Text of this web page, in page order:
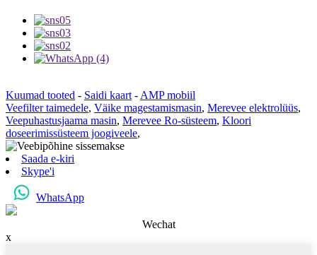
Kuumad tooted - Saidi kaart - AMP mobiil
Veefilter taimedele, Väike magestamismasin, Merevee elektrolüüs,
Veepuhastusjaama masin, Merevee Ro-süsteem, Kloori
doseerimissüsteem joogiveele,
Saada e-kiri
Skype'i
WhatsApp
Wechat
x